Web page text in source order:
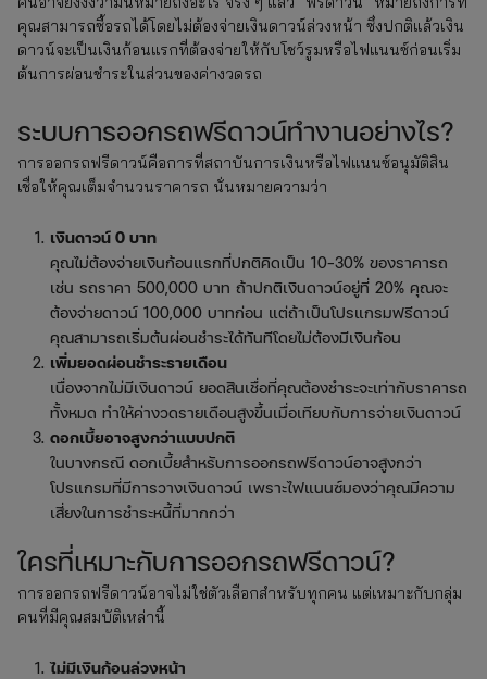
คุณสามารถซื้อรถได้โดยไม่ต้องจ่ายเงินดาวน์ล่วงหน้า ซึ่งปกติแล้วเงิน
ดาวน์จะเป็นเงินก้อนแรกที่ต้องจ่ายให้กับโชว์รูมหรือไฟแนนซ์ก่อนเริ่ม
ต้นการผ่อนชำระในส่วนของค่างวดรถ
ระบบการออกรถฟรีดาวน์ทำงานอย่างไร?
การออกรถฟรีดาวน์คือการที่สถาบันการเงินหรือไฟแนนซ์อนุมัติสิน
เชื่อให้คุณเต็มจำนวนราคารถ นั่นหมายความว่า
เงินดาวน์ 0 บาท
คุณไม่ต้องจ่ายเงินก้อนแรกที่ปกติคิดเป็น 10-30% ของราคารถ
เช่น รถราคา 500,000 บาท ถ้าปกติเงินดาวน์อยู่ที่ 20% คุณจะ
ต้องจ่ายดาวน์ 100,000 บาทก่อน แต่ถ้าเป็นโปรแกรมฟรีดาวน์
คุณสามารถเริ่มต้นผ่อนชำระได้ทันทีโดยไม่ต้องมีเงินก้อน
เพิ่มยอดผ่อนชำระรายเดือน
เนื่องจากไม่มีเงินดาวน์ ยอดสินเชื่อที่คุณต้องชำระจะเท่ากับราคารถ
ทั้งหมด ทำให้ค่างวดรายเดือนสูงขึ้นเมื่อเทียบกับการจ่ายเงินดาวน์
ดอกเบี้ยอาจสูงกว่าแบบปกติ
ในบางกรณี ดอกเบี้ยสำหรับการออกรถฟรีดาวน์อาจสูงกว่า
โปรแกรมที่มีการวางเงินดาวน์ เพราะไฟแนนซ์มองว่าคุณมีความ
เสี่ยงในการชำระหนี้ที่มากกว่า
ใครที่เหมาะกับการออกรถฟรีดาวน์?
การออกรถฟรีดาวน์อาจไม่ใช่ตัวเลือกสำหรับทุกคน แต่เหมาะกับกลุ่ม
คนที่มีคุณสมบัติเหล่านี้
ไม่มีเงินก้อนล่วงหน้า